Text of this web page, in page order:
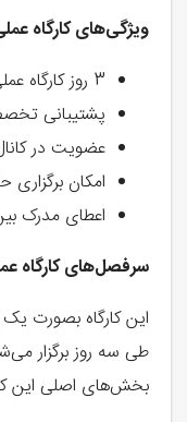
ویژگی‌های کارگاه
3 روز کارگاه عملی
پشتیبانی
عضویت در
امکان
اعطای مدرک
سرفصل‌های کارگاه
طی سه روز برگزار
بخش‌های اصلی این